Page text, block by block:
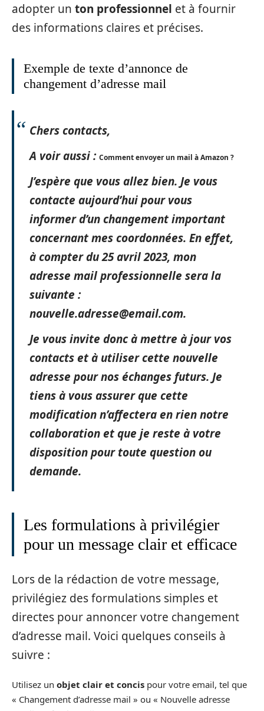
adopter un ton professionnel et à fournir
des informations claires et précises.
Exemple de texte d’annonce de
changement d’adresse mail
Chers contacts,
A voir aussi : Comment envoyer un mail à Amazon ?
J’espère que vous allez bien. Je vous
contacte aujourd’hui pour vous
informer d’un changement important
concernant mes coordonnées. En effet,
à compter du 25 avril 2023, mon
adresse mail professionnelle sera la
suivante :
nouvelle.adresse@email.com.
Je vous invite donc à mettre à jour vos
contacts et à utiliser cette nouvelle
adresse pour nos échanges futurs. Je
tiens à vous assurer que cette
modification n’affectera en rien notre
collaboration et que je reste à votre
disposition pour toute question ou
demande.
Les formulations à privilégier
pour un message clair et efficace
Lors de la rédaction de votre message,
privilégiez des formulations simples et
directes pour annoncer votre changement
d’adresse mail. Voici quelques conseils à
suivre :
Utilisez un objet clair et concis pour votre email, tel que
« Changement d’adresse mail » ou « Nouvelle adresse